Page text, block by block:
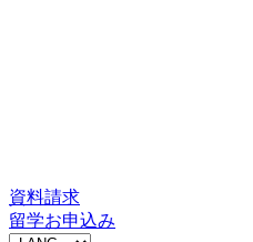
ッ
プ
資料請求
留学お申込み